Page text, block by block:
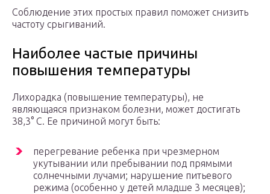
Соблюдение этих простых правил поможет снизить
частоту срыгиваний.
Наиболее частые причины
повышения температуры
Лихорадка (повышение температуры), не
являющаяся признаком болезни, может достигать
38,3° С. Ее причиной могут быть:
перегревание ребенка при чрезмерном
укутывании или пребывании под прямыми
солнечными лучами; нарушение питьевого
режима (особенно у детей младше 3 месяцев);